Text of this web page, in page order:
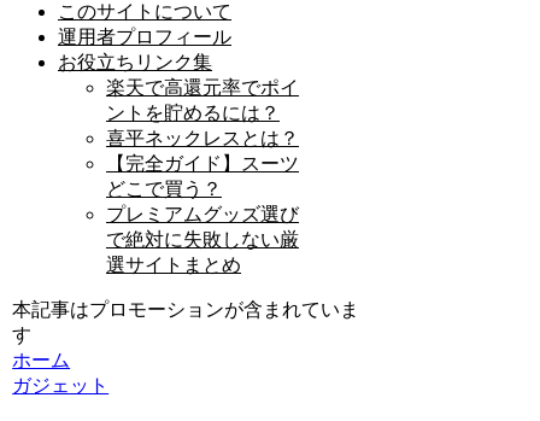
このサイトについて
運用者プロフィール
お役立ちリンク集
楽天で高還元率でポイ
ントを貯めるには？
喜平ネックレスとは？
【完全ガイド】スーツ
どこで買う？
プレミアムグッズ選び
で絶対に失敗しない厳
選サイトまとめ
本記事はプロモーションが含まれていま
す
ホーム
ガジェット